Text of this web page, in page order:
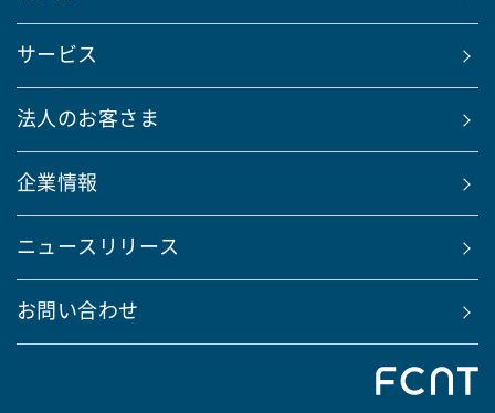
サービス
法人のお客さま
企業情報
ニュースリリース
お問い合わせ